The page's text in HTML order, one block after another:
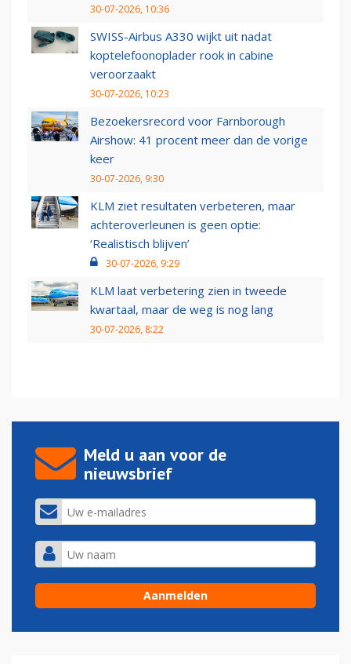
30-07-2026, 10:36
SWISS-Airbus A330 wijkt uit nadat
koptelefoonoplader rook in cabine
veroorzaakt
30-07-2026, 10:23
Bezoekersrecord voor Farnborough
Airshow: 41 procent meer dan de vorige
keer
30-07-2026, 9:30
KLM ziet resultaten verbeteren, maar
achteroverleunen is geen optie:
‘Realistisch blijven’
30-07-2026, 9:29
KLM laat verbetering zien in tweede
kwartaal, maar de weg is nog lang
30-07-2026, 8:22
Meld u aan voor de
nieuwsbrief